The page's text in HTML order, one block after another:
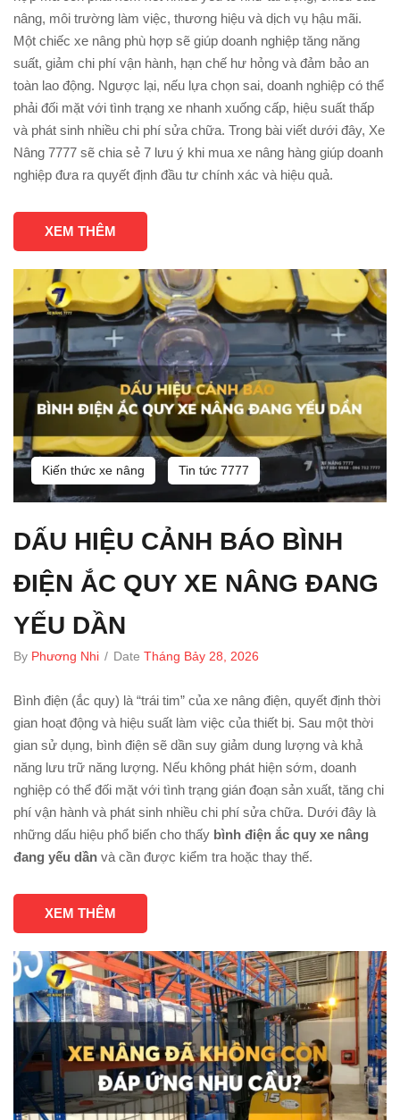
nâng, môi trường làm việc, thương hiệu và dịch vụ hậu mãi.
Một chiếc xe nâng phù hợp sẽ giúp doanh nghiệp tăng năng
suất, giảm chi phí vận hành, hạn chế hư hỏng và đảm bảo an
toàn lao động. Ngược lại, nếu lựa chọn sai, doanh nghiệp có thể
phải đối mặt với tình trạng xe nhanh xuống cấp, hiệu suất thấp
và phát sinh nhiều chi phí sửa chữa. Trong bài viết dưới đây, Xe
Nâng 7777 sẽ chia sẻ 7 lưu ý khi mua xe nâng hàng giúp doanh
nghiệp đưa ra quyết định đầu tư chính xác và hiệu quả.
XEM THÊM
Kiến thức xe nâng Tin tức 7777
DẤU HIỆU CẢNH BÁO BÌNH
ĐIỆN ẮC QUY XE NÂNG ĐANG
YẾU DẦN
By Phương Nhi / Date Tháng Bảy 28, 2026
Bình điện (ắc quy) là “trái tim” của xe nâng điện, quyết định thời
gian hoạt động và hiệu suất làm việc của thiết bị. Sau một thời
gian sử dụng, bình điện sẽ dần suy giảm dung lượng và khả
năng lưu trữ năng lượng. Nếu không phát hiện sớm, doanh
nghiệp có thể đối mặt với tình trạng gián đoạn sản xuất, tăng chi
phí vận hành và phát sinh nhiều chi phí sửa chữa. Dưới đây là
những dấu hiệu phổ biến cho thấy bình điện ắc quy xe nâng
đang yếu dần và cần được kiểm tra hoặc thay thế.
XEM THÊM